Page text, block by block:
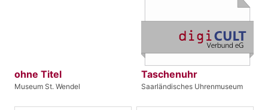
ohne Titel
Museum St. Wendel
Taschenuhr
Saarländisches Uhrenmuseum